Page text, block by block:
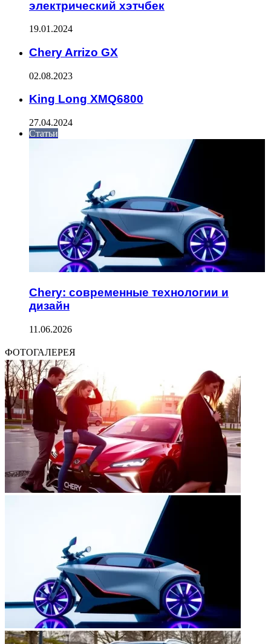
электрический хэтчбек
19.01.2024
Chery Arrizo GX
02.08.2023
King Long XMQ6800
27.04.2024
Статьи
Chery: современные технологии и
дизайн
11.06.2026
ФОТОГАЛЕРЕЯ